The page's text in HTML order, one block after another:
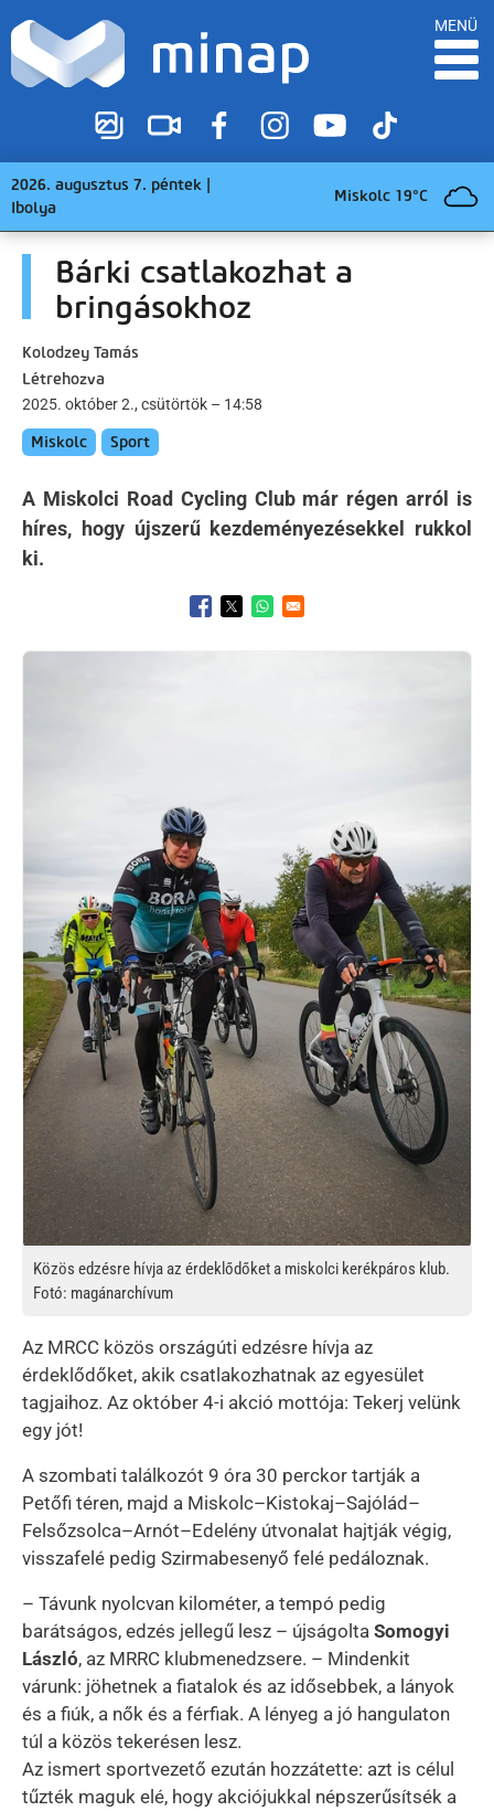
MENÜ
2026. augusztus 7. péntek |
Ibolya
Miskolc 19°C
Bárki csatlakozhat a
bringásokhoz
Kolodzey Tamás
Létrehozva
2025. október 2., csütörtök – 14:58
Miskolc Sport
A Miskolci Road Cycling Club már régen arról is
híres, hogy újszerű kezdeményezésekkel rukkol
ki.
Opens in a new window
Opens in a new window
Opens in a new window
Kép
Közös edzésre hívja az érdeklődőket a miskolci kerékpáros klub.
Fotó: magánarchívum
Az MRCC közös országúti edzésre hívja az
érdeklődőket, akik csatlakozhatnak az egyesület
tagjaihoz. Az október 4-i akció mottója: Tekerj velünk
egy jót!
A szombati találkozót 9 óra 30 perckor tartják a
Petőfi téren, majd a Miskolc–Kistokaj–Sajólád–
Felsőzsolca–Arnót–Edelény útvonalat hajtják végig,
visszafelé pedig Szirmabesenyő felé pedáloznak.
– Távunk nyolcvan kilométer, a tempó pedig
barátságos, edzés jellegű lesz – újságolta Somogyi
László, az MRRC klubmenedzsere. – Mindenkit
várunk: jöhetnek a fiatalok és az idősebbek, a lányok
és a fiúk, a nők és a férfiak. A lényeg a jó hangulaton
túl a közös tekerésen lesz.
Az ismert sportvezető ezután hozzátette: azt is célul
tűzték maguk elé, hogy akciójukkal népszerűsítsék a